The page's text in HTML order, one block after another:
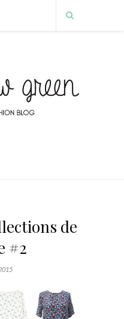
de
#2